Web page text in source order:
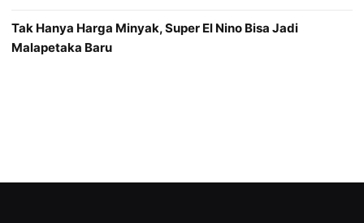
Tak Hanya Harga Minyak, Super El Nino Bisa Jadi
Malapetaka Baru